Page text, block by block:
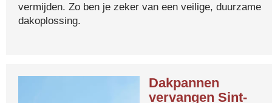
vermijden. Zo ben je zeker van een veilige, duurzame
dakoplossing.
Dakpannen
vervangen Sint-